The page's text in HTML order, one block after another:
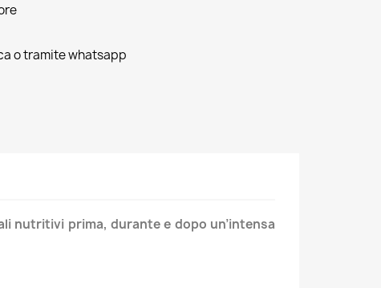
o tramite whatsapp
nutritivi prima, durante e dopo un’intensa